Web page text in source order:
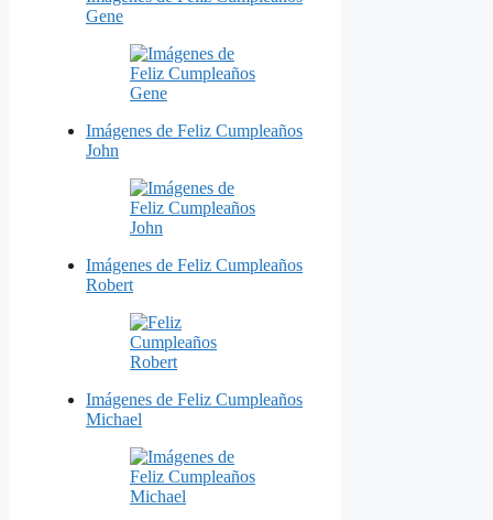
Gene
Imágenes de Feliz Cumpleaños
John
Imágenes de Feliz Cumpleaños
Robert
Imágenes de Feliz Cumpleaños
Michael